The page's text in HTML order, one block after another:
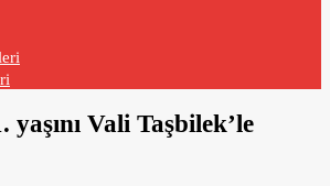
yaşını Vali Taşbilek’le